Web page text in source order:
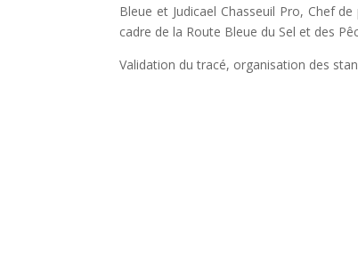
Bleue et Judicael Chasseuil Pro, Chef
cadre de la Route Bleue du Sel et des
Validation du tracé, organisation des